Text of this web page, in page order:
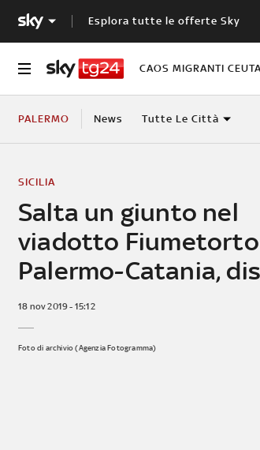
Esplora tutte le offerte Sky
CAOS MIGRANTI CEUTA
PALERMO News Tutte Le Città
Salta un giunto nel
viadotto
Palermo-Catania,
SICILIA
18 nov 2019 - 15:12
Foto di archivio (Agenzia Fotogramma)